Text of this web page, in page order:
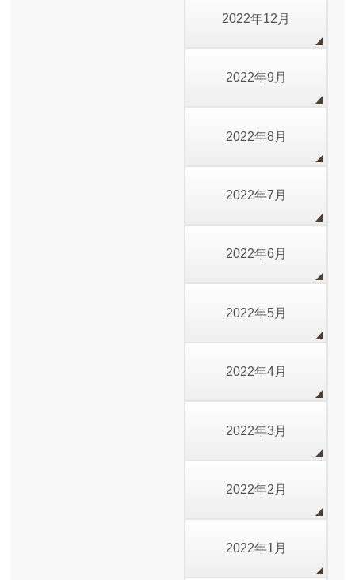
2022年12月
2022年9月
2022年8月
2022年7月
2022年6月
2022年5月
2022年4月
2022年3月
2022年2月
2022年1月